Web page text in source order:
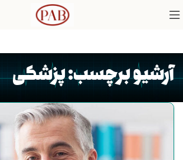
آرشیو برچسب: پزشکی